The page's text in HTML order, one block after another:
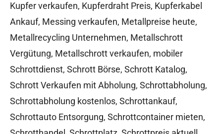
Kupfer verkaufen, Kupferdraht Preis, Kupferkabel
Ankauf, Messing verkaufen, Metallpreise heute,
Metallrecycling Unternehmen, Metallschrott
Vergütung, Metallschrott verkaufen, mobiler
Schrottdienst, Schrott Börse, Schrott Katalog,
Schrott Verkaufen mit Abholung, Schrottabholung,
Schrottabholung kostenlos, Schrottankauf,
Schrottauto Entsorgung, Schrottcontainer mieten,